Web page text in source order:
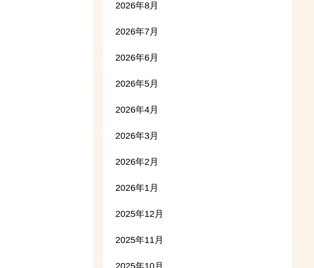
2026年8月
2026年7月
2026年6月
2026年5月
2026年4月
2026年3月
2026年2月
2026年1月
2025年12月
2025年11月
2025年10月